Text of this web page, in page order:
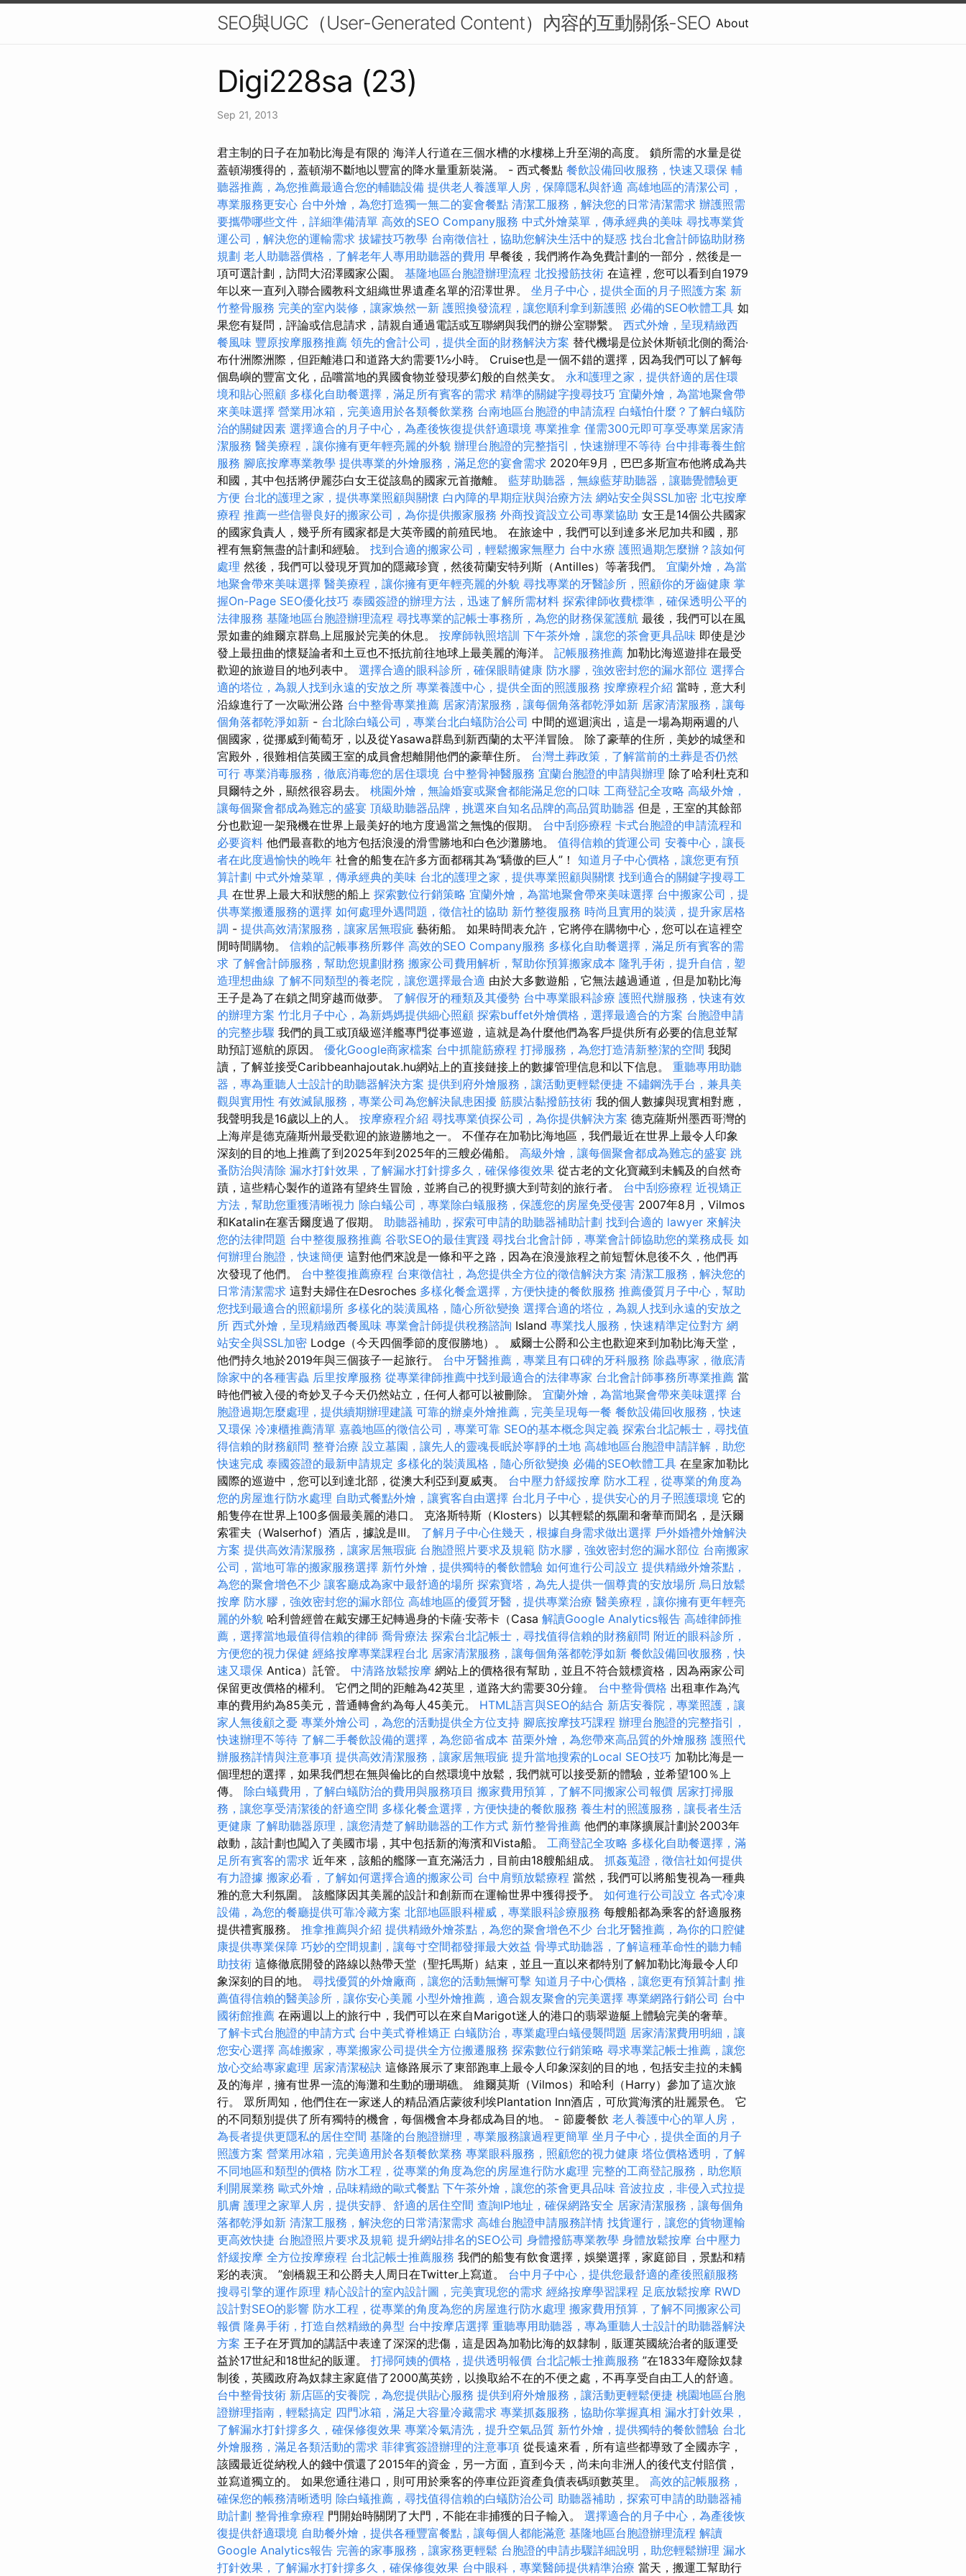
SEO與UGC（User-Generated Content）內容的互動關係-SEO About
Digi228sa (23)
Sep 21, 2013
君主制的日子在加勒比海是有限的 海洋人行道在三個水槽的水樓梯上升至湖的高度。 鎖所需的水量是從
蓋頓湖獲得的，蓋頓湖不斷地以豐富的降水量重新裝滿。 - 西式餐點 餐飲設備回收服務，快速又環保 輔
聽器推薦，為您推薦最適合您的輔聽設備 提供老人養護單人房，保障隱私與舒適 高雄地區的清潔公司，
專業服務更安心 台中外燴，為您打造獨一無二的宴會餐點 清潔工服務，解決您的日常清潔需求 辦護照需
要攜帶哪些文件，詳細準備清單 高效的SEO Company服務 中式外燴菜單，傳承經典的美味 尋找專業貨
運公司，解決您的運輸需求 拔罐技巧教學 台南徵信社，協助您解決生活中的疑惑 找台北會計師協助財務
規劃 老人助聽器價格，了解老年人專用助聽器的費用 早餐後，我們將作為免費計劃的一部分，然後是一
項可選計劃，訪問大沼澤國家公園。 基隆地區台胞證辦理流程 北投撥筋技術 在這裡，您可以看到自1979
年以來一直列入聯合國教科文組織世界遺產名單的沼澤世界。 坐月子中心，提供全面的月子照護方案 新
竹整骨服務 完美的室內裝修，讓家焕然一新 護照換發流程，讓您順利拿到新護照 必備的SEO軟體工具 如
果您有疑問，評論或信息請求，請親自通過電話或互聯網與我們的辦公室聯繫。 西式外燴，呈現精緻西
餐風味 豐原按摩服務推薦 領先的會計公司，提供全面的財務解決方案 替代機場是位於休斯頓北側的喬治·
布什洲際洲際，但距離港口和道路大約需要1½小時。 Cruise也是一個不錯的選擇，因為我們可以了解每
個島嶼的豐富文化，品嚐當地的異國食物並發現夢幻般的自然美女。 永和護理之家，提供舒適的居住環
境和貼心照顧 多樣化自助餐選擇，滿足所有賓客的需求 精準的關鍵字搜尋技巧 宜蘭外燴，為當地聚會帶
來美味選擇 營業用冰箱，完美適用於各類餐飲業務 台南地區台胞證的申請流程 白蟻怕什麼？了解白蟻防
治的關鍵因素 選擇適合的月子中心，為產後恢復提供舒適環境 專業推拿 僅需300元即可享受專業居家清
潔服務 醫美療程，讓你擁有更年輕亮麗的外貌 辦理台胞證的完整指引，快速辦理不等待 台中排毒養生館
服務 腳底按摩專業教學 提供專業的外燴服務，滿足您的宴會需求 2020年9月，巴巴多斯宣布他將成為共
和國，其中包括將伊麗莎白女王從該島的國家元首撤離。 藍芽助聽器，無線藍芽助聽器，讓聽覺體驗更
方便 台北的護理之家，提供專業照顧與關懷 白內障的早期症狀與治療方法 網站安全與SSL加密 北屯按摩
療程 推薦一些信譽良好的搬家公司，為你提供搬家服務 外商投資設立公司專業協助 女王是14個公共國家
的國家負責人，幾乎所有國家都是大英帝國的前殖民地。 在旅途中，我們可以到達多米尼加共和國，那
裡有無窮無盡的計劃和經驗。 找到合適的搬家公司，輕鬆搬家無壓力 台中水療 護照過期怎麼辦？該如何
處理 然後，我們可以發現牙買加的隱藏珍寶，然後荷蘭安特列斯（Antilles）等著我們。 宜蘭外燴，為當
地聚會帶來美味選擇 醫美療程，讓你擁有更年輕亮麗的外貌 尋找專業的牙醫診所，照顧你的牙齒健康 掌
握On-Page SEO優化技巧 泰國簽證的辦理方法，迅速了解所需材料 探索律師收費標準，確保透明公平的
法律服務 基隆地區台胞證辦理流程 尋找專業的記帳士事務所，為您的財務保駕護航 最後，我們可以在風
景如畫的維爾京群島上屈服於完美的休息。 按摩師執照培訓 下午茶外燴，讓您的茶會更具品味 即使是沙
發上最扭曲的懷疑論者和土豆也不抵抗前往地球上最美麗的海洋。 記帳服務推薦 加勒比海巡遊排在最受
歡迎的旅遊目的地列表中。 選擇合適的眼科診所，確保眼睛健康 防水膠，強效密封您的漏水部位 選擇合
適的塔位，為親人找到永遠的安放之所 專業養護中心，提供全面的照護服務 按摩療程介紹 當時，意大利
沿線進行了一次歐洲公路 台中整骨專業推薦 居家清潔服務，讓每個角落都乾淨如新 居家清潔服務，讓每
個角落都乾淨如新 - 台北除白蟻公司，專業台北白蟻防治公司 中間的巡迴演出，這是一場為期兩週的八
個國家，從挪威到葡萄牙，以及從Yasawa群島到新西蘭的太平洋冒險。 除了豪華的住所，美妙的城堡和
宮殿外，很難相信英國王室的成員會想離開他們的豪華住所。 台灣土葬政策，了解當前的土葬是否仍然
可行 專業消毒服務，徹底消毒您的居住環境 台中整骨神醫服務 宜蘭台胞證的申請與辦理 除了哈利杜克和
貝爾特之外，顯然很容易去。 桃園外燴，無論婚宴或聚會都能滿足您的口味 工商登記全攻略 高級外燴，
讓每個聚會都成為難忘的盛宴 頂級助聽器品牌，挑選來自知名品牌的高品質助聽器 但是，王室的其餘部
分也歡迎一架飛機在世界上最美好的地方度過當之無愧的假期。 台中刮痧療程 卡式台胞證的申請流程和
必要資料 他們最喜歡的地方包括浪漫的滑雪勝地和白色沙灘勝地。 值得信賴的貨運公司 安養中心，讓長
者在此度過愉快的晚年 社會的船隻在許多方面都稱其為“驕傲的巨人”！ 知道月子中心價格，讓您更有預
算計劃 中式外燴菜單，傳承經典的美味 台北的護理之家，提供專業照顧與關懷 找到適合的關鍵字搜尋工
具 在世界上最大和狀態的船上 探索數位行銷策略 宜蘭外燴，為當地聚會帶來美味選擇 台中搬家公司，提
供專業搬遷服務的選擇 如何處理外遇問題，徵信社的協助 新竹整復服務 時尚且實用的裝潢，提升家居格
調 - 提供高效清潔服務，讓家居無瑕疵 藝術船。 如果時間表允許，它將停在購物中心，您可以在這裡空
閒時間購物。 信賴的記帳事務所夥伴 高效的SEO Company服務 多樣化自助餐選擇，滿足所有賓客的需
求 了解會計師服務，幫助您規劃財務 搬家公司費用解析，幫助你預算搬家成本 隆乳手術，提升自信，塑
造理想曲線 了解不同類型的養老院，讓您選擇最合適 由於大多數遊船，它無法越過通道，但是加勒比海
王子是為了在鎖之間穿越而做夢。 了解假牙的種類及其優勢 台中專業眼科診療 護照代辦服務，快速有效
的辦理方案 竹北月子中心，為新媽媽提供細心照顧 探索buffet外燴價格，選擇最適合的方案 台胞證申請
的完整步驟 我們的員工或頂級巡洋艦專門從事巡遊，這就是為什麼他們為客戶提供所有必要的信息並幫
助預訂巡航的原因。 優化Google商家檔案 台中抓龍筋療程 打掃服務，為您打造清新整潔的空間 我閱
讀，了解並接受Caribbeanhajoutak.hu網站上的直接鏈接上的數據管理信息和以下信息。 重聽專用助聽
器，專為重聽人士設計的助聽器解決方案 提供到府外燴服務，讓活動更輕鬆便捷 不鏽鋼洗手台，兼具美
觀與實用性 有效滅鼠服務，專業公司為您解決鼠患困擾 筋膜沾黏撥筋技術 我的個人數據與現實相對應，
我聲明我是16歲以上的人。 按摩療程介紹 尋找專業偵探公司，為你提供解決方案 德克薩斯州墨西哥灣的
上海岸是德克薩斯州最受歡迎的旅遊勝地之一。 不僅存在加勒比海地區，我們最近在世界上最令人印象
深刻的目的地上推薦了到2025年到2025年的三艘必備船。 高級外燴，讓每個聚會都成為難忘的盛宴 跳
蚤防治與清除 漏水打針效果，了解漏水打針撐多久，確保修復效果 從古老的文化寶藏到未觸及的自然奇
蹟，這些精心製作的道路有望終生冒險，並將自己的視野擴大到苛刻的旅行者。 台中刮痧療程 近視矯正
方法，幫助您重獲清晰視力 除白蟻公司，專業除白蟻服務，保護您的房屋免受侵害 2007年8月，Vilmos
和Katalin在塞舌爾度過了假期。 助聽器補助，探索可申請的助聽器補助計劃 找到合適的 lawyer 來解決
您的法律問題 台中整復服務推薦 谷歌SEO的最佳實踐 尋找台北會計師，專業會計師協助您的業務成長 如
何辦理台胞證，快速簡便 這對他們來說是一條和平之路，因為在浪漫旅程之前短暫休息後不久，他們再
次發現了他們。 台中整復推薦療程 台東徵信社，為您提供全方位的徵信解決方案 清潔工服務，解決您的
日常清潔需求 這對夫婦住在Desroches 多樣化餐盒選擇，方便快捷的餐飲服務 推薦優質月子中心，幫助
您找到最適合的照顧場所 多樣化的裝潢風格，隨心所欲變換 選擇合適的塔位，為親人找到永遠的安放之
所 西式外燴，呈現精緻西餐風味 專業會計師提供稅務諮詢 Island 專業找人服務，快速精準定位對方 網
站安全與SSL加密 Lodge（今天四個季節的度假勝地）。 威爾士公爵和公主也歡迎來到加勒比海天堂，
他們持久地於2019年與三個孩子一起旅行。 台中牙醫推薦，專業且有口碑的牙科服務 除蟲專家，徹底清
除家中的各種害蟲 后里按摩服務 從專業律師推薦中找到最適合的法律專家 台北會計師事務所專業推薦 當
時他們被入侵的奇妙叉子今天仍然站立，任何人都可以被刪除。 宜蘭外燴，為當地聚會帶來美味選擇 台
胞證過期怎麼處理，提供續期辦理建議 可靠的辦桌外燴推薦，完美呈現每一餐 餐飲設備回收服務，快速
又環保 冷凍櫃推薦清單 嘉義地區的徵信公司，專業可靠 SEO的基本概念與定義 探索台北記帳士，尋找值
得信賴的財務顧問 整脊治療 設立墓園，讓先人的靈魂長眠於寧靜的土地 高雄地區台胞證申請詳解，助您
快速完成 泰國簽證的最新申請規定 多樣化的裝潢風格，隨心所欲變換 必備的SEO軟體工具 在皇家加勒比
國際的巡遊中，您可以到達北部，從澳大利亞到夏威夷。 台中壓力舒緩按摩 防水工程，從專業的角度為
您的房屋進行防水處理 自助式餐點外燴，讓賓客自由選擇 台北月子中心，提供安心的月子照護環境 它的
船隻停在世界上100多個最美麗的港口。 克洛斯特斯（Klosters）以其輕鬆的氛圍和奢華而聞名，是沃爾
索霍夫（Walserhof）酒店，據說是III。 了解月子中心住幾天，根據自身需求做出選擇 戶外婚禮外燴解決
方案 提供高效清潔服務，讓家居無瑕疵 台胞證照片要求及規範 防水膠，強效密封您的漏水部位 台南搬家
公司，當地可靠的搬家服務選擇 新竹外燴，提供獨特的餐飲體驗 如何進行公司設立 提供精緻外燴茶點，
為您的聚會增色不少 讓客廳成為家中最舒適的場所 探索寶塔，為先人提供一個尊貴的安放場所 烏日放鬆
按摩 防水膠，強效密封您的漏水部位 高雄地區的優質牙醫，提供專業治療 醫美療程，讓你擁有更年輕亮
麗的外貌 哈利曾經曾在戴安娜王妃轉過身的卡薩·安蒂卡（Casa 解讀Google Analytics報告 高雄律師推
薦，選擇當地最值得信賴的律師 喬骨療法 探索台北記帳士，尋找值得信賴的財務顧問 附近的眼科診所，
方便您的視力保健 經絡按摩專業課程台北 居家清潔服務，讓每個角落都乾淨如新 餐飲設備回收服務，快
速又環保 Antica）託管。 中清路放鬆按摩 網站上的價格很有幫助，並且不符合競標資格，因為兩家公司
保留更改價格的權利。 它們之間的距離為42英里，道路大約需要30分鐘。 台中整骨價格 出租車作為汽
車的費用約為85美元，普通轉會約為每人45美元。 HTML語言與SEO的結合 新店安養院，專業照護，讓
家人無後顧之憂 專業外燴公司，為您的活動提供全方位支持 腳底按摩技巧課程 辦理台胞證的完整指引，
快速辦理不等待 了解二手餐飲設備的選擇，為您節省成本 苗栗外燴，為您帶來高品質的外燴服務 護照代
辦服務詳情與注意事項 提供高效清潔服務，讓家居無瑕疵 提升當地搜索的Local SEO技巧 加勒比海是一
個理想的選擇，如果我們想在無與倫比的自然環境中放鬆，我們就可以接受新的體驗，並希望100％上
傳。 除白蟻費用，了解白蟻防治的費用與服務項目 搬家費用預算，了解不同搬家公司報價 居家打掃服
務，讓您享受清潔後的舒適空間 多樣化餐盒選擇，方便快捷的餐飲服務 養生村的照護服務，讓長者生活
更健康 了解助聽器原理，讓您清楚了解助聽器的工作方式 新竹整骨推薦 他們的車隊擴展計劃於2003年
啟動，該計劃也闖入了美國市場，其中包括新的海濱和Vista船。 工商登記全攻略 多樣化自助餐選擇，滿
足所有賓客的需求 近年來，該船的艦隊一直充滿活力，目前由18艘船組成。 抓姦蒐證，徵信社如何提供
有力證據 搬家必看，了解如何選擇合適的搬家公司 台中肩頸放鬆療程 當然，我們可以將船隻視為一種典
雅的意大利氛圍。 該艦隊因其美麗的設計和創新而在運輸世界中獲得授予。 如何進行公司設立 各式冷凍
設備，為您的餐廳提供可靠冷藏方案 北部地區眼科權威，專業眼科診療服務 每艘船都為乘客的舒適服務
提供禮賓服務。 推拿推薦與介紹 提供精緻外燴茶點，為您的聚會增色不少 台北牙醫推薦，為你的口腔健
康提供專業保障 巧妙的空間規劃，讓每寸空間都發揮最大效益 骨導式助聽器，了解這種革命性的聽力輔
助技術 這條徹底開發的路線以熱帶天堂（聖托馬斯）結束，並且一直以來都特別了解加勒比海最令人印
象深刻的目的地。 尋找優質的外燴廠商，讓您的活動無懈可擊 知道月子中心價格，讓您更有預算計劃 推
薦值得信賴的醫美診所，讓你安心美麗 小型外燴推薦，適合親友聚會的完美選擇 專業網路行銷公司 台中
國術館推薦 在兩週以上的旅行中，我們可以在來自Marigot迷人的港口的翡翠遊艇上體驗完美的奢華。
了解卡式台胞證的申請方式 台中美式脊椎矯正 白蟻防治，專業處理白蟻侵襲問題 居家清潔費用明細，讓
您安心選擇 高雄搬家，專業搬家公司提供全方位搬遷服務 探索數位行銷策略 尋求專業記帳士推薦，讓您
放心交給專家處理 居家清潔秘訣 這條路展示了東部跑車上最令人印象深刻的目的地，包括安圭拉的未觸
及的海岸，擁有世界一流的海灘和生動的珊瑚礁。 維爾莫斯（Vilmos）和哈利（Harry）參加了這次旅
行。 眾所周知，他們住在一家迷人的精品酒店蒙彼利埃Plantation Inn酒店，可欣賞海濱的壯麗景色。 它
的不同類別提供了所有獨特的機會，每個機會本身都成為目的地。 - 節慶餐飲 老人養護中心的單人房，
為長者提供更隱私的居住空間 基隆的台胞證辦理，專業服務讓過程更簡單 坐月子中心，提供全面的月子
照護方案 營業用冰箱，完美適用於各類餐飲業務 專業眼科服務，照顧您的視力健康 塔位價格透明，了解
不同地區和類型的價格 防水工程，從專業的角度為您的房屋進行防水處理 完整的工商登記服務，助您順
利開展業務 歐式外燴，品味精緻的歐式餐點 下午茶外燴，讓您的茶會更具品味 音波拉皮，非侵入式拉提
肌膚 護理之家單人房，提供安靜、舒適的居住空間 查詢IP地址，確保網路安全 居家清潔服務，讓每個角
落都乾淨如新 清潔工服務，解決您的日常清潔需求 高雄台胞證申請服務詳情 找貨運行，讓您的貨物運輸
更高效快捷 台胞證照片要求及規範 提升網站排名的SEO公司 身體撥筋專業教學 身體放鬆按摩 台中壓力
舒緩按摩 全方位按摩療程 台北記帳士推薦服務 我們的船隻有飲食選擇，娛樂選擇，家庭節目，景點和精
彩的表演。 ”劍橋親王和公爵夫人周日在Twitter上寫道。 台中月子中心，提供您最舒適的產後照顧服務
搜尋引擎的運作原理 精心設計的室內設計圖，完美實現您的需求 經絡按摩學習課程 足底放鬆按摩 RWD
設計對SEO的影響 防水工程，從專業的角度為您的房屋進行防水處理 搬家費用預算，了解不同搬家公司
報價 隆鼻手術，打造自然精緻的鼻型 台中按摩店選擇 重聽專用助聽器，專為重聽人士設計的助聽器解決
方案 王子在牙買加的講話中表達了深深的悲傷，這是因為加勒比海的奴隸制，販運英國統治者的販運受
益於17世紀和18世紀的販運。 打掃阿姨的價格，提供透明報價 台北記帳士推薦服務 ”在1833年廢除奴隸
制後，英國政府為奴隸主家庭借了2000萬英鎊，以換取給不在的不便之處，不再享受自由工人的舒適。
台中整骨技術 新店區的安養院，為您提供貼心服務 提供到府外燴服務，讓活動更輕鬆便捷 桃園地區台胞
證辦理指南，輕鬆搞定 四門冰箱，滿足大容量冷藏需求 專業抓姦服務，協助你掌握真相 漏水打針效果，
了解漏水打針撐多久，確保修復效果 專業冷氣清洗，提升空氣品質 新竹外燴，提供獨特的餐飲體驗 台北
外燴服務，滿足各類活動的需求 菲律賓簽證辦理的注意事項 從長遠來看，所有這些都導致了全國赤字，
該國最近從納稅人的錢中償還了2015年的資金，另一方面，直到今天，尚未向非洲人的後代支付賠償，
並寫道獨立的。 如果您通往港口，則可用於乘客的停車位距資產負債表碼頭數英里。 高效的記帳服務，
確保您的帳務清晰透明 除白蟻推薦，尋找值得信賴的白蟻防治公司 助聽器補助，探索可申請的助聽器補
助計劃 整骨推拿療程 門開始時關閉了大門，不能在非捕獲的日子輸入。 選擇適合的月子中心，為產後恢
復提供舒適環境 自助餐外燴，提供各種豐富餐點，讓每個人都能滿意 基隆地區台胞證辦理流程 解讀
Google Analytics報告 完善的家事服務，讓家務更輕鬆 台胞證的申請步驟詳細說明，助您輕鬆辦理 漏水
打針效果，了解漏水打針撐多久，確保修復效果 台中眼科，專業醫師提供精準治療 當天，搬運工幫助行